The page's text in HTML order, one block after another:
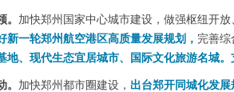
。 加快郑州国家中心城市建设，做强枢纽开
新一轮郑州航空港区高质量发展规划， 完善综
地、现代生态宜居城市、国际文化旅游名城
。 加快郑州都市圈建设， 出台郑开同城化发